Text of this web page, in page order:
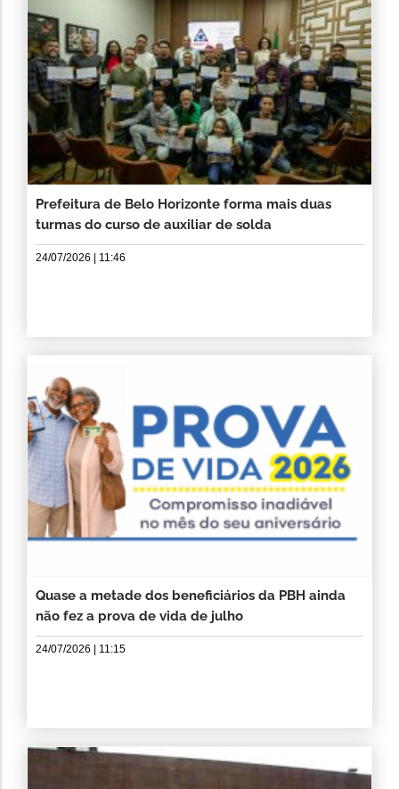
Prefeitura de Belo Horizonte forma mais duas
turmas do curso de auxiliar de solda
24/07/2026 | 11:46
Quase a metade dos beneficiários da PBH ainda
não fez a prova de vida de julho
24/07/2026 | 11:15